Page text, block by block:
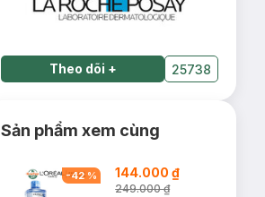
Theo dõi + 25738
Sản phẩm xem cùng
-42% 144.000 ₫
249.000 ₫